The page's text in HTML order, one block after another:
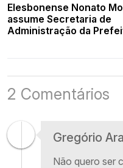
Elesbonense Nonato
assume Secretaria de
Administração da
2 Comentários
Gregório
Não quero ser